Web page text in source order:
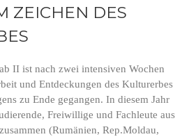
ZEICHEN DES
II ist nach zwei intensiven Wochen
und Entdeckungen des Kulturerbes
zu Ende gegangen. In diesem Jahr
Freiwillige und Fachleute aus
(Rumänien, Rep.Moldau,